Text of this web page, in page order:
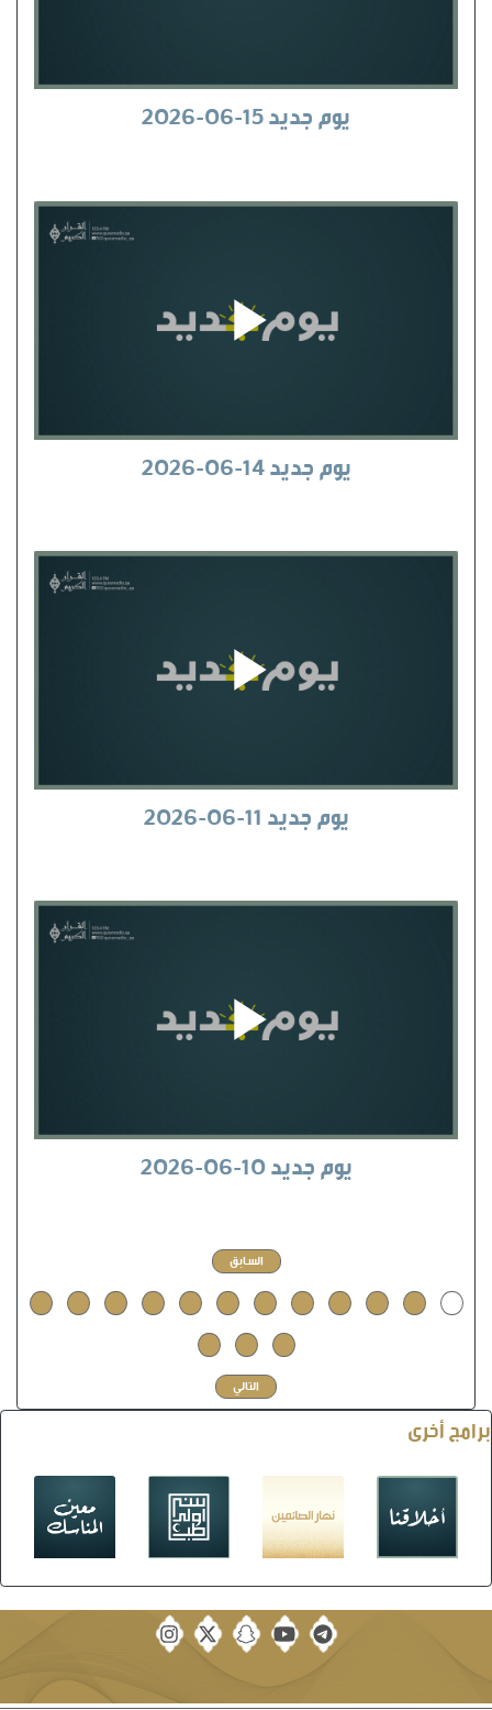
يوم جديد 15-06-2026
يوم جديد 14-06-2026
يوم جديد 11-06-2026
يوم جديد 10-06-2026
السابق
1
2
3
4
5
6
7
8
9
10
11
12
13
14
15
التالي
برامج أخرى